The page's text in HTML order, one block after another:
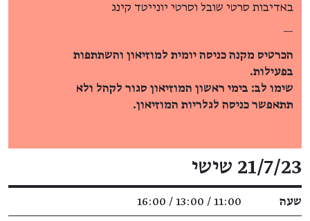
באדיבות סרטי שובל וסרטי יונייטד קינג
—
הכרטיס מקנה כניסה יומית למוזיאון והשתתפות
בפעילות.
שימו לב: בימי ראשון המוזיאון סגור לקהל ולא
תתאפשר כניסה לגלריות המוזיאון.
פרטי האירוע
21/7/23 שישי
שעה 11:00 / 13:00 / 16:00